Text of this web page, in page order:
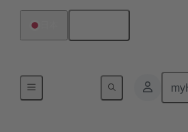
ケーブルグランド